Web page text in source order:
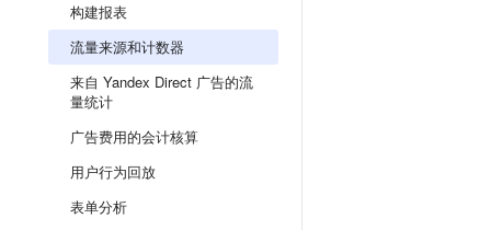
构建报表
流量来源和计数器
来自 Yandex Direct 广告的流
量统计
广告费用的会计核算
用户行为回放
表单分析